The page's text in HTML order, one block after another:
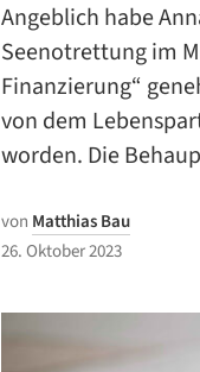
Angeblich habe
Seenotrettung im
Finanzierung“
von dem
worden. Die
von Matthias Bau
26. Oktober 2023